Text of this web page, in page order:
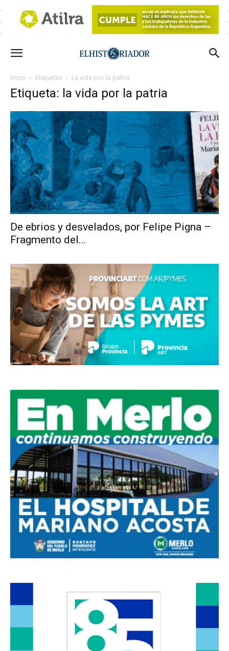
Inicio Etiquetas La vida por la patria
Etiqueta: la vida por la patria
De ebrios y desvelados, por Felipe Pigna –
Fragmento del...